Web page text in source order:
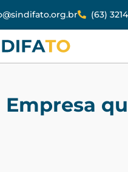
(63)
Empresa